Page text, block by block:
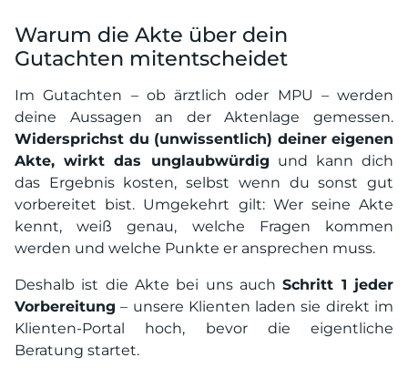
Warum die Akte über dein
Gutachten mitentscheidet
Im Gutachten – ob ärztlich oder MPU – werden
deine Aussagen an der Aktenlage gemessen.
Widersprichst du (unwissentlich) deiner eigenen
Akte, wirkt das unglaubwürdig und kann dich
das Ergebnis kosten, selbst wenn du sonst gut
vorbereitet bist. Umgekehrt gilt: Wer seine Akte
kennt, weiß genau, welche Fragen kommen
werden und welche Punkte er ansprechen muss.
Deshalb ist die Akte bei uns auchSchritt 1 jeder
Vorbereitung – unsere Klienten laden sie direkt im
Klienten-Portal hoch, bevor die eigentliche
Beratung startet.